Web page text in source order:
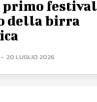
primo festival
della birra
- 20 LUGLIO 2026